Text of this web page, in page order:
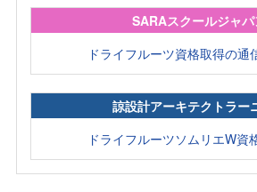
SARAスクールジャ
ドライフルーツ資格取得の通
諒設計アーキテクトラー
ドライフルーツソムリエW資